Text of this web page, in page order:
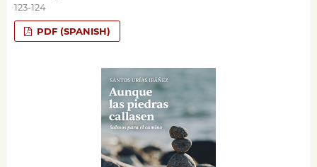
123-124
PDF (SPANISH)